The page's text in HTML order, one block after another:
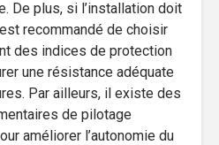
De plus, si l’installation doit
recommandé de choisir
des indices de protection
une résistance adéquate
Par ailleurs, il existe des
de pilotage
améliorer l’autonomie du